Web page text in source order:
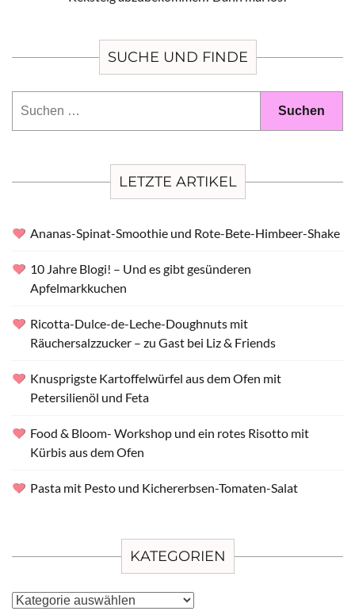
SUCHE UND FINDE
LETZTE ARTIKEL
Ananas-Spinat-Smoothie und Rote-Bete-Himbeer-Shake
10 Jahre Blogi! – Und es gibt gesünderen
Apfelmarkkuchen
Ricotta-Dulce-de-Leche-Doughnuts mit
Räuchersalzzucker – zu Gast bei Liz & Friends
Knusprigste Kartoffelwürfel aus dem Ofen mit
Petersilienöl und Feta
Food & Bloom- Workshop und ein rotes Risotto mit
Kürbis aus dem Ofen
Pasta mit Pesto und Kichererbsen-Tomaten-Salat
KATEGORIEN
Kategorien